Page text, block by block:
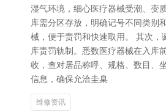
湿气环境，细心医疗器械受潮、变
库需分区存放，明确记号不同类别
械，便于责罚和快速取用。 其次，
库责罚轨制。悉数医疗器械在入库
收，查对居品称呼、规格、数目、
信息，确保允洽圭臬
维修资讯